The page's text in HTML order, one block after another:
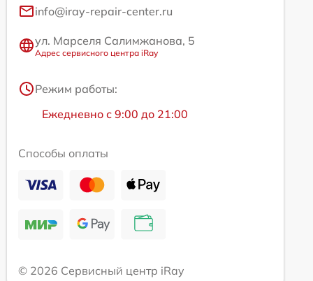
info@iray-repair-center.ru
ул. Марселя Салимжанова, 5
Адрес сервисного центра iRay
Режим работы:
Ежедневно с 9:00 до 21:00
Способы оплаты
© 2026 Сервисный центр iRay